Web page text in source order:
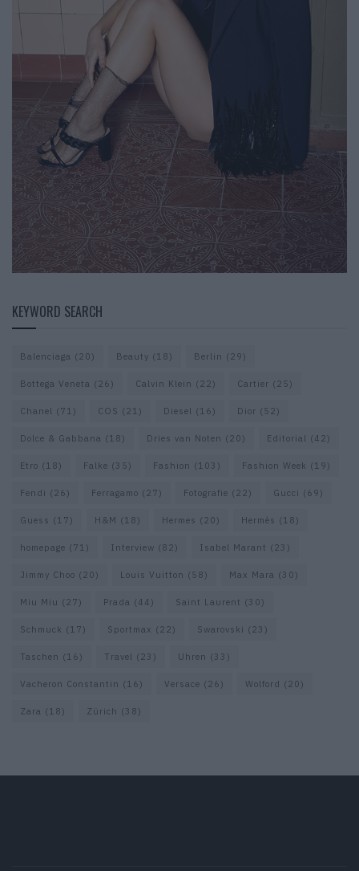
KEYWORD SEARCH
Balenciaga (20) Beauty (18) Berlin (29)
Bottega Veneta (26) Calvin Klein (22) Cartier (25)
Chanel (71) COS (21) Diesel (16) Dior (52)
Dolce & Gabbana (18) Dries van Noten (20) Editorial (42)
Etro (18) Falke (35) Fashion (103) Fashion Week (19)
Fendi (26) Ferragamo (27) Fotografie (22) Gucci (69)
Guess (17) H&M (18) Hermes (20) Hermès (18)
homepage (71) Interview (82) Isabel Marant (23)
Jimmy Choo (20) Louis Vuitton (58) Max Mara (30)
Miu Miu (27) Prada (44) Saint Laurent (30)
Schmuck (17) Sportmax (22) Swarovski (23)
Taschen (16) Travel (23) Uhren (33)
Vacheron Constantin (16) Versace (26) Wolford (20)
Zara (18) Zürich (38)